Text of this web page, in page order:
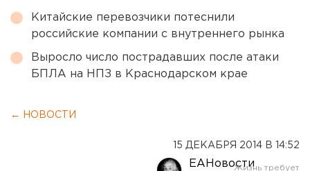
Китайские перевозчики потеснили
российские компании с внутреннего рынка
Выросло число пострадавших после атаки
БПЛА на НПЗ в Краснодарском крае
← НОВОСТИ
15 ДЕКАБРЯ 2014 В 14:52
ЕАНовости